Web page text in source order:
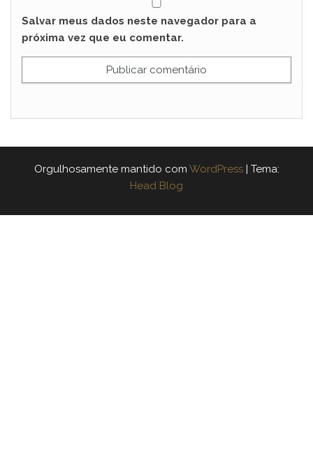
Salvar meus dados neste navegador para a
próxima vez que eu comentar.
Orgulhosamente mantido com WordPress | Tema:
Head Blog